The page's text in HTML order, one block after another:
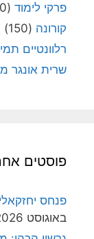
פרקי לימוד (90)
קורונה (150)
רלוונטיים
שרית אונגר
פוסטים
פנחס
באוגוסט 2026